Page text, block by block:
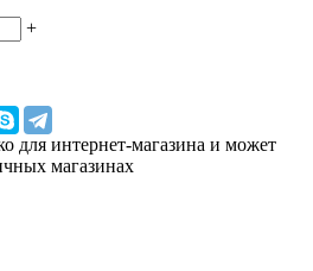
+
для интернет-магазина и может
магазинах